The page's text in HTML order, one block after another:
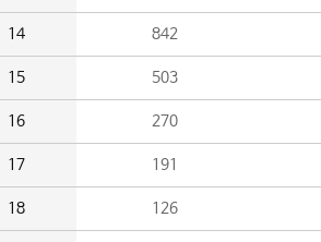
14 842
15 503
16 270
17 191
18 126